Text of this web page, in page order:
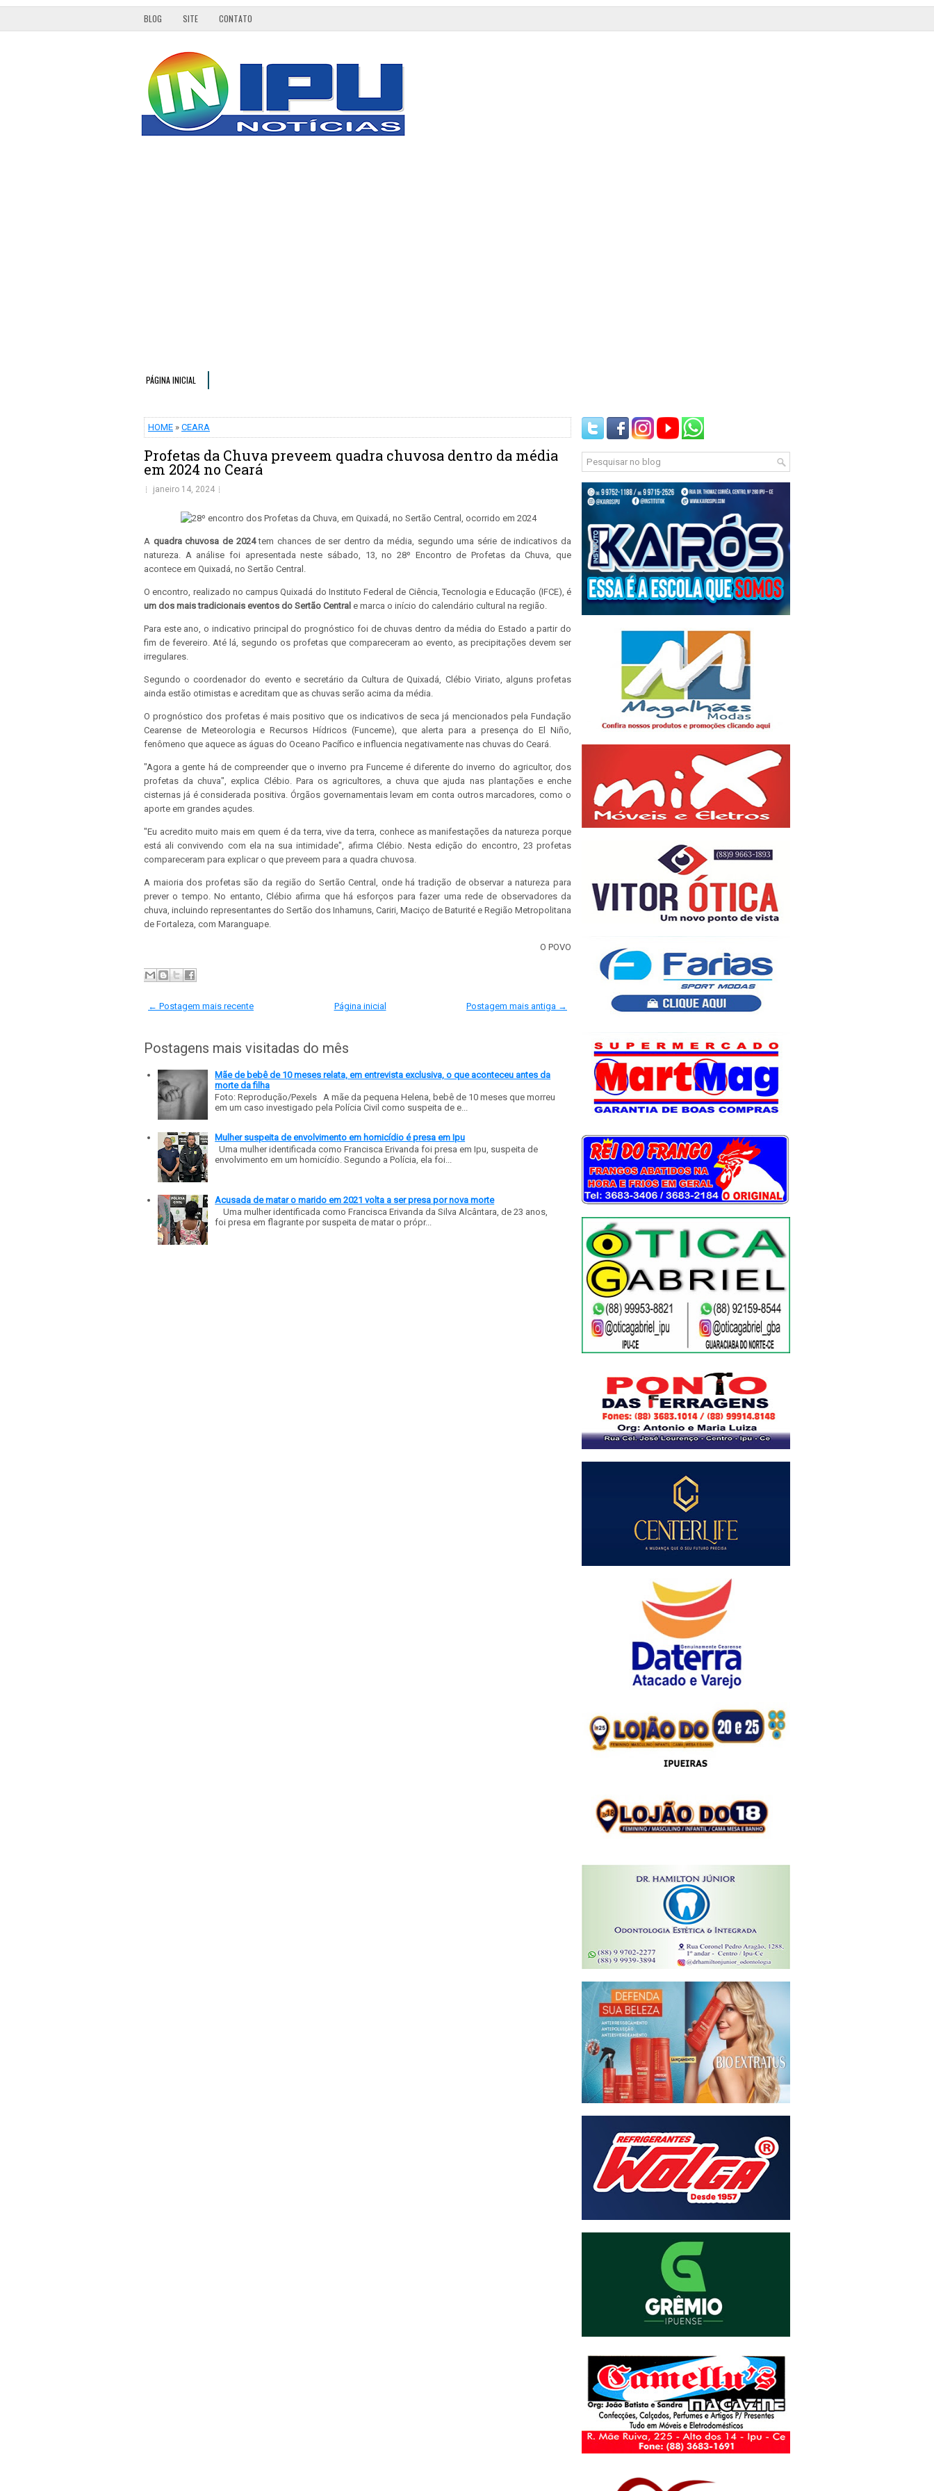
BLOG SITE CONTATO
PÁGINA INICIAL
HOME » CEARA
Profetas da Chuva preveem quadra chuvosa dentro da média
em 2024 no Ceará
janeiro 14, 2024
A quadra chuvosa de 2024tem chances de ser dentro da média, segundo uma série de indicativos da
natureza. A análise foi apresentada neste sábado, 13, no 28º Encontro de Profetas da Chuva, que
acontece em Quixadá, no Sertão Central.
O encontro, realizado no campus Quixadá do Instituto Federal de Ciência, Tecnologia e Educação (IFCE), é
um dos mais tradicionais eventos do Sertão Central e marca o início do calendário cultural na região.
Para este ano, o indicativo principal do prognóstico foi de chuvas dentro da média do Estado a partir do
fim de fevereiro. Até lá, segundo os profetas que compareceram ao evento, as precipitações devem ser
irregulares.
Segundo o coordenador do evento e secretário da Cultura de Quixadá, Clébio Viriato, alguns profetas
ainda estão otimistas e acreditam que as chuvas serão acima da média.
O prognóstico dos profetas é mais positivo que os indicativos de seca já mencionados pela Fundação
Cearense de Meteorologia e Recursos Hídricos (Funceme), que alerta para a presença do El Niño,
fenômeno que aquece as águas do Oceano Pacífico e influencia negativamente nas chuvas do Ceará.
"Agora a gente há de compreender que o inverno pra Funceme é diferente do inverno do agricultor, dos
profetas da chuva", explica Clébio. Para os agricultores, a chuva que ajuda nas plantações e enche
cisternas já é considerada positiva. Órgãos governamentais levam em conta outros marcadores, como o
aporte em grandes açudes.
"Eu acredito muito mais em quem é da terra, vive da terra, conhece as manifestações da natureza porque
está ali convivendo com ela na sua intimidade", afirma Clébio. Nesta edição do encontro, 23 profetas
compareceram para explicar o que preveem para a quadra chuvosa.
A maioria dos profetas são da região do Sertão Central, onde há tradição de observar a natureza para
prever o tempo. No entanto, Clébio afirma que há esforços para fazer uma rede de observadores da
chuva, incluindo representantes do Sertão dos Inhamuns, Cariri, Maciço de Baturité e Região Metropolitana
de Fortaleza, com Maranguape.
O POVO
← Postagem mais recente Postagem mais antiga →
Página inicial
Postagens mais visitadas do mês
Mãe de bebê de 10 meses relata, em entrevista exclusiva, o que aconteceu antes da
morte da filha
Foto: Reprodução/Pexels A mãe da pequena Helena, bebê de 10 meses que morreu
em um caso investigado pela Polícia Civil como suspeita de e...
Mulher suspeita de envolvimento em homicídio é presa em Ipu
Uma mulher identificada como Francisca Erivanda foi presa em Ipu, suspeita de
envolvimento em um homicídio. Segundo a Polícia, ela foi...
Acusada de matar o marido em 2021 volta a ser presa por nova morte
Uma mulher identificada como Francisca Erivanda da Silva Alcântara, de 23 anos,
foi presa em flagrante por suspeita de matar o própr...